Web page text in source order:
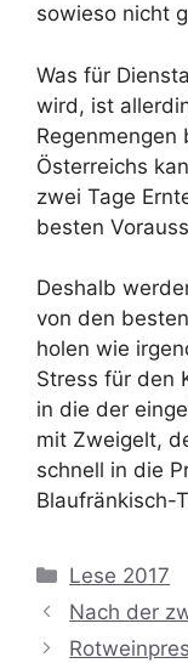
sowieso nicht
Was für
wird, ist
Regenmengen
Österreichs
zwei Tage
besten
Deshalb
von den
holen wie
Stress für den
in die der
mit Zweigelt,
schnell in die
Blaufränkisch-
Kategorien
Lese 2017
Nach der